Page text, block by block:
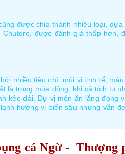
được chia thành nhiều loại,
được đánh giá thấp
nhiều tiêu chí: mùi vị tinh tế,
là trong mùa đông, khi cá tích tụ
kéo dài. Dự vị món ăn lắng
hương vị biển sâu nhưng vẫn
cá Ngừ - Thượng